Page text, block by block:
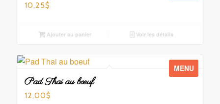
10,25$
Ajouter au panier Voir les détails
MENU
Pad Thai au bœuf
12,00$